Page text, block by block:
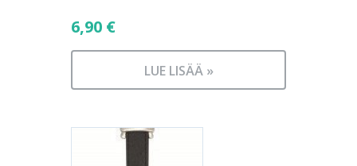
6,90 €
LUE LISÄÄ »